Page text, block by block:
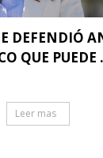
DEFENDIÓ
QUE PUEDE
Leer mas